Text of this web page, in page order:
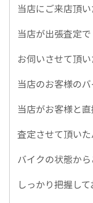
当店にご来店頂
当店が出張査定で
お伺いさせて頂
当店のお客様のバ
当店がお客様と
査定させて頂い
バイクの状態か
しっかり把握して